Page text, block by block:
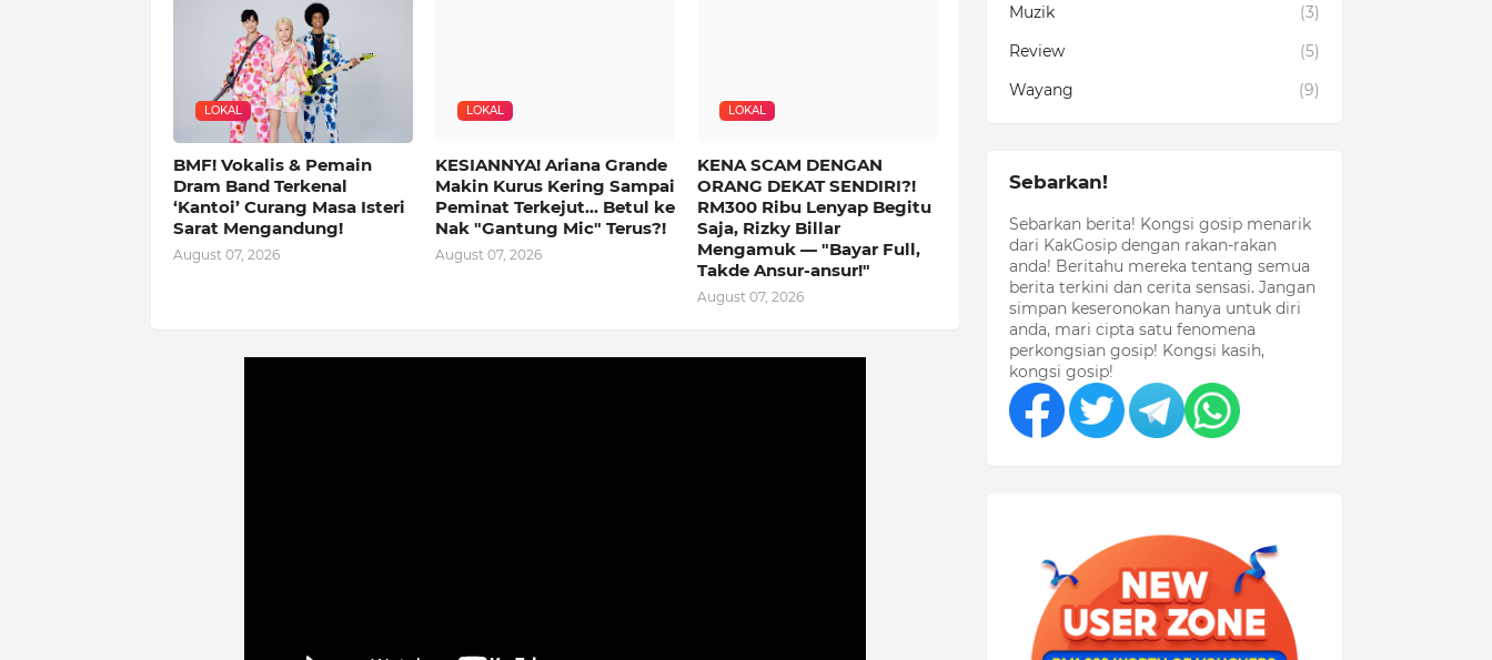
LOKAL
BMF! Vokalis & Pemain
Dram Band Terkenal
‘Kantoi’ Curang Masa Isteri
Sarat Mengandung!
August 07, 2026
LOKAL
KESIANNYA! Ariana Grande
Makin Kurus Kering Sampai
Peminat Terkejut... Betul ke
Nak "Gantung Mic" Terus?!
August 07, 2026
LOKAL
KENA SCAM DENGAN
ORANG DEKAT SENDIRI?!
RM300 Ribu Lenyap Begitu
Saja, Rizky Billar
Mengamuk — "Bayar Full,
Takde Ansur-ansur!"
August 07, 2026
Muzik
(3)
Review
(5)
Wayang
(9)
Sebarkan!
Sebarkan berita! Kongsi gosip menarik
dari KakGosip dengan rakan-rakan
anda! Beritahu mereka tentang semua
berita terkini dan cerita sensasi. Jangan
simpan keseronokan hanya untuk diri
anda, mari cipta satu fenomena
perkongsian gosip! Kongsi kasih,
kongsi gosip!